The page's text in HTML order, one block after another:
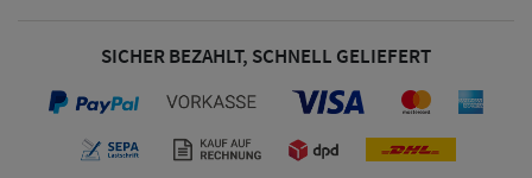
Snapback Caps
Großgrößen
SICHER BEZAHLT, SCHNELL GELIEFERT